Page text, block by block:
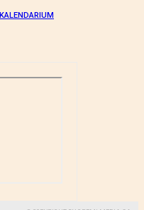
KALENDARIUM